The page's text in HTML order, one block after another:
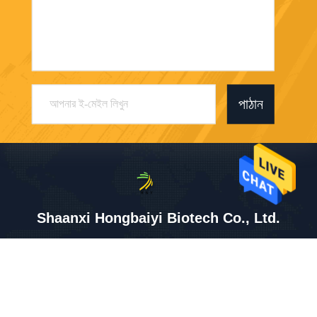
পাঠান
Shaanxi Hongbaiyi Biotech Co., Ltd.